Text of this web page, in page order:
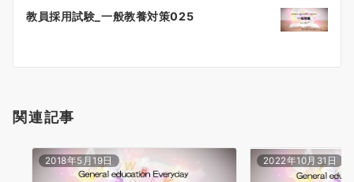
ン
教員採用試験_一般教養対策025
関連記事
2018年5月19日 2022年10月31日